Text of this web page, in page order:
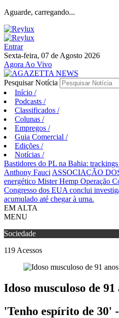
Aguarde, carregando...
Entrar
Sexta-feira, 07 de Agosto 2026
Agora Ao Vivo
Pesquisar Notícia
Início /
Podcasts /
Classificados /
Colunas /
Empregos /
Guia Comercial /
Edições /
Notícias /
Bastidores do PL na Bahia:
Anthony Fauci ASSOCIAÇÃO
energético Mister Hemp Operação
Congresso dos EUA conclui
acumulado até chegar à urna.
EM ALTA
MENU
Sociedade
119 Acessos
Idoso musculoso de
'Tenho espírito de 30'